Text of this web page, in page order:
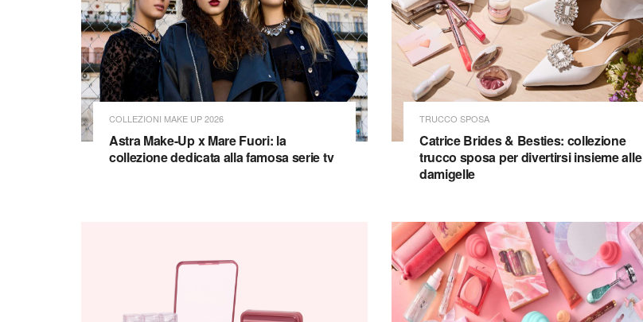
COLLEZIONI MAKE UP 2026
Astra Make-Up x Mare Fuori: la
collezione dedicata alla famosa serie tv
TRUCCO SPOSA
Catrice Brides & Besties: collezione
trucco sposa per divertirsi insieme alle
damigelle